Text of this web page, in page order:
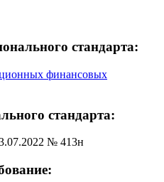
стандарта:
финансовых
стандарта:
№ 413н